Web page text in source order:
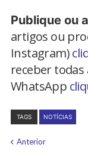
Publique ou
artigos ou
Instagram)
receber
WhatsApp
TAGS NOTÍCIAS
Anterior